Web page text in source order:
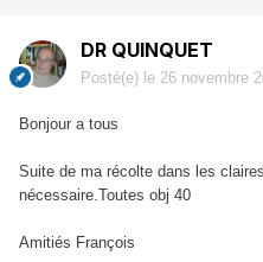
DR QUINQUET
Posté(e) le 26 novembre
Bonjour a tous
Suite de ma récolte dans les
nécessaire.Toutes obj 40
Amitiés François